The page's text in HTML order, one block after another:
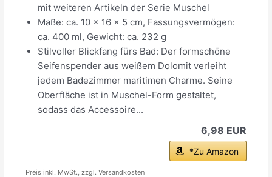
mit weiteren Artikeln der Serie Muschel
Maße: ca. 10 x 16 x 5 cm, Fassungsvermögen:
ca. 400 ml, Gewicht: ca. 232 g
Stilvoller Blickfang fürs Bad: Der formschöne
Seifenspender aus weißem Dolomit verleiht
jedem Badezimmer maritimen Charme. Seine
Oberfläche ist in Muschel-Form gestaltet,
sodass das Accessoire...
6,98 EUR
*Zu Amazon
Preis inkl. MwSt., zzgl. Versandkosten